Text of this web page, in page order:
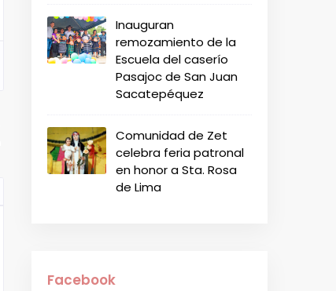
Inauguran
remozamiento de la
Escuela del caserío
Pasajoc de San Juan
Sacatepéquez
Comunidad de Zet
celebra feria patronal
en honor a Sta. Rosa
de Lima
Facebook